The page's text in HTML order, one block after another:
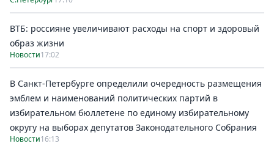
ВТБ: россияне увеличивают расходы на спорт и здоровый
образ жизни
Новости17:02
В Санкт-Петербурге определили очередность размещения
эмблем и наименований политических партий в
избирательном бюллетене по единому избирательному
округу на выборах депутатов Законодательного Собрания
Новости16:13